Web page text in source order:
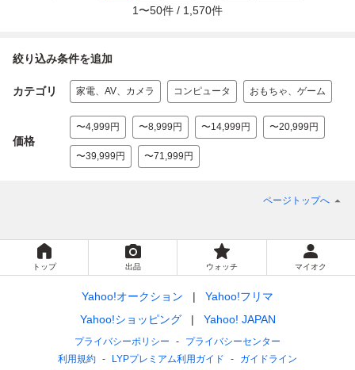
1 〜50件 / 1,570件
絞り込み条件を追加
カテゴリ 家電、AV、カメラ コンピュータ おもちゃ、ゲーム
価格
〜4,999円 〜8,999円 〜14,999円 〜20,999円
〜39,999円 〜71,999円
ページトップへ
トップ 出品 ウォッチ マイオク
Yahoo!オークション
Yahoo!フリマ
Yahoo!ショッピング
Yahoo! JAPAN
プライバシーポリシー
プライバシーセンター
利用規約
LYPプレミアム利用ガイド ガイドライン